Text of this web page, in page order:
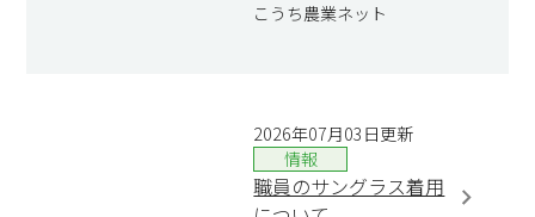
こうち農業ネット
2026年07月03日更新
情報
職員のサングラス着用